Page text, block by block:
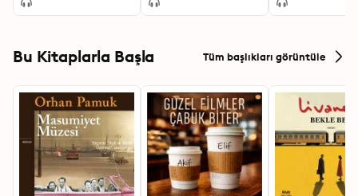
Bu Kitaplarla Başla Tüm başlıkları görüntüle